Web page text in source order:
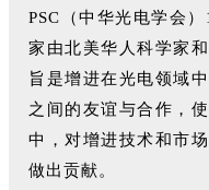
PSC（中华光电学会
家由北美华人科学家
旨是增进在光电领域
之间的友谊与合作，
中，对增进技术和市
做出贡献。